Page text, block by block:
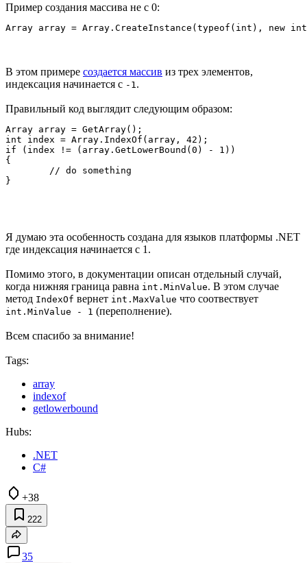
Пример создания массива не с 0:
В этом примере создается массив из трех элементов,
индексация начинается с -1 .
Правильный код выглядит следующим образом:
Array array = GetArray();
int index = Array.IndexOf(array, 42);
if (index != (array.GetLowerBound(0) - 1))
{
Я думаю эта особенность создана для языков платформы .NET
где индексация начинается с 1.
Помимо этого, в документации описан отдельный случай,
когда нижняя граница равна int.MinValue. В этом случае
метод IndexOf вернет int.MaxValue что соотвествует
int.MinValue - 1 (переполнение).
Всем спасибо за внимание!
Tags:
array
indexof
getlowerbound
Hubs:
.NET
C#
+38
222
35